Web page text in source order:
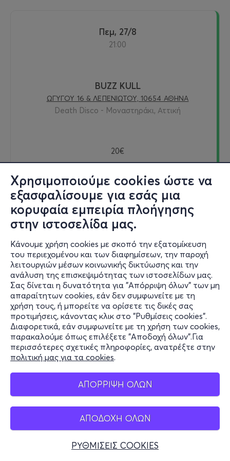
Χρησιμοποιούμε cookies ώστε να
εξασφαλίσουμε για εσάς μια
κορυφαία εμπειρία πλοήγησης
στην ιστοσελίδα μας.
Κάνουμε χρήση cookies με σκοπό την εξατομίκευση
του περιεχομένου και των διαφημίσεων, την παροχή
λειτουργιών μέσων κοινωνικής δικτύωσης και την
ανάλυση της επισκεψιμότητας των ιστοσελίδων μας.
Σας δίνεται η δυνατότητα για "Απόρριψη όλων" των μη
απαραίτητων cookies, εάν δεν συμφωνείτε με τη
χρήση τους, ή μπορείτε να ορίσετε τις δικές σας
προτιμήσεις, κάνοντας κλικ στο "Ρυθμίσεις cookies".
Διαφορετικά, εάν συμφωνείτε με τη χρήση των cookies,
παρακαλούμε όπως επιλέξετε "Αποδοχή όλων".Για
περισσότερες σχετικές πληροφορίες, ανατρέξτε στην
πολιτική μας για τα cookies.
ΑΠΟΡΡΙΨΗ ΟΛΩΝ
ΑΠΟΔΟΧΗ ΟΛΩΝ
ΡΥΘΜΙΣΕΙΣ COOKIES
Πεμ, 27/8
21:00
BUZZ KULL
ΩΓΥΓΟΥ 16 & ΛΕΠΕΝΙΩΤΟΥ, 10654 ΑΘΗΝΑ
Death Disco - Μοναστηράκι, Αττική
20€
Εισιτήρια